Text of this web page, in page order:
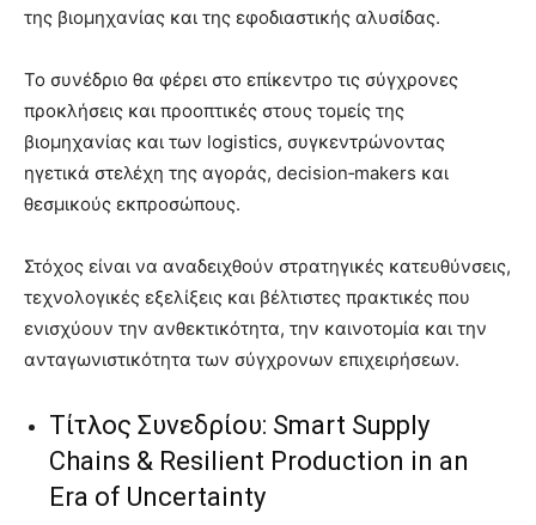
της βιομηχανίας και της εφοδιαστικής αλυσίδας.
Το συνέδριο θα φέρει στο επίκεντρο τις σύγχρονες
προκλήσεις και προοπτικές στους τομείς της
βιομηχανίας και των logistics, συγκεντρώνοντας
ηγετικά στελέχη της αγοράς, decision‑makers και
θεσμικούς εκπροσώπους.
Στόχος είναι να αναδειχθούν στρατηγικές κατευθύνσεις,
τεχνολογικές εξελίξεις και βέλτιστες πρακτικές που
ενισχύουν την ανθεκτικότητα, την καινοτομία και την
ανταγωνιστικότητα των σύγχρονων επιχειρήσεων.
Τίτλος Συνεδρίου: Smart Supply
Chains & Resilient Production in an
Era of Uncertainty